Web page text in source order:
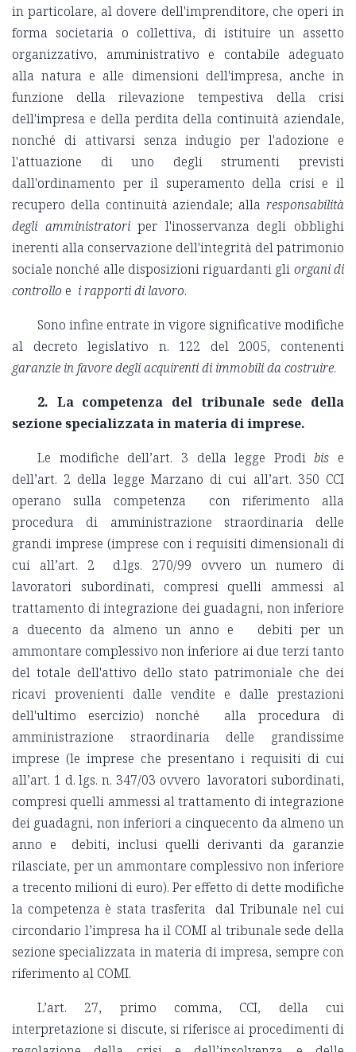
in particolare, al dovere dell'imprenditore, che operi in
forma societaria o collettiva, di istituire un assetto
organizzativo, amministrativo e contabile adeguato
alla natura e alle dimensioni dell'impresa, anche in
funzione della rilevazione tempestiva della crisi
dell'impresa e della perdita della continuità aziendale,
nonché di attivarsi senza indugio per l'adozione e
l'attuazione di uno degli strumenti previsti
dall'ordinamento per il superamento della crisi e il
recupero della continuità aziendale; alla responsabilità
degli amministratoriper l'inosservanza degli obblighi
inerenti alla conservazione dell'integrità del patrimonio
sociale nonché alle disposizioni riguardanti gli organi di
controllo e i rapporti di lavoro.
Sono infine entrate in vigore significative modifiche
al decreto legislativo n. 122 del 2005, contenenti
garanzie in favore degli acquirenti di immobili da costruire.
2. La competenza del tribunale sede della
sezione specializzata in materia di imprese.
Le modifiche dell’art. 3 della legge Prodibis e
dell’art. 2 della legge Marzano di cui all’art. 350 CCI
operano sulla competenza con riferimento alla
procedura di amministrazione straordinaria delle
grandi imprese (imprese con i requisiti dimensionali di
cui all’art. 2
d.lgs. 270/99 ovvero un numero di
lavoratori subordinati, compresi quelli ammessi al
trattamento di integrazione dei guadagni, non inferiore
a duecento da almeno un anno e debiti per un
ammontare complessivo non inferiore ai due terzi tanto
del totale dell'attivo dello stato patrimoniale che dei
ricavi provenienti dalle vendite e dalle prestazioni
dell'ultimo esercizio) nonché alla procedura di
amministrazione straordinaria delle grandissime
imprese (le imprese che presentano i requisiti di cui
all’art. 1 d. lgs. n. 347/03 ovvero lavoratori subordinati,
compresi quelli ammessi al trattamento di integrazione
dei guadagni, non inferiori a cinquecento da almeno un
anno e debiti, inclusi quelli derivanti da garanzie
rilasciate, per un ammontare complessivo non inferiore
a trecento milioni di euro). Per effetto di dette modifiche
la competenza è stata trasferita dal Tribunale nel cui
circondario l’impresa ha il COMI al tribunale sede della
sezione specializzata in materia di impresa, sempre con
riferimento al COMI.
L’art. 27, primo comma, CCI, della cui
interpretazione si discute, si riferisce ai procedimenti di